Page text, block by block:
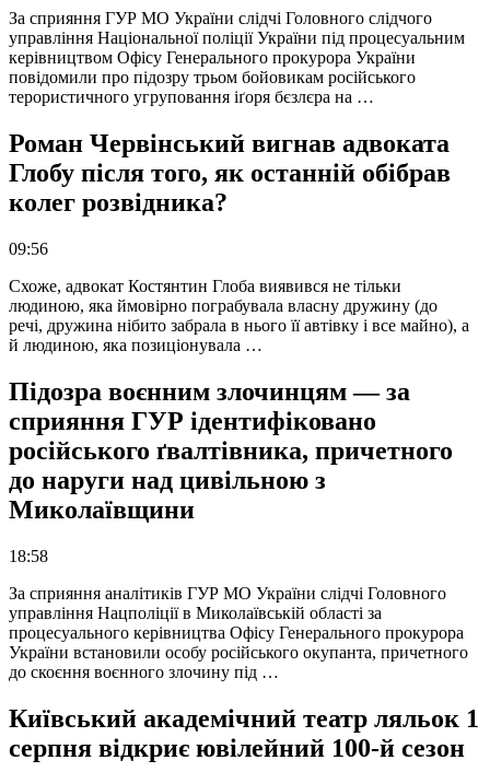
За сприяння ГУР МО України слідчі Головного слідчого
управління Національної поліції України під процесуальним
керівництвом Офісу Генерального прокурора України
повідомили про підозру трьом бойовикам російського
терористичного угруповання іґоря бєзлєра на …
Роман Червінський вигнав адвоката
Глобу після того, як останній обібрав
колег розвідника?
09:56
Схоже, адвокат Костянтин Глоба виявився не тільки
людиною, яка ймовірно пограбувала власну дружину (до
речі, дружина нібито забрала в нього її автівку і все майно), а
й людиною, яка позиціонувала …
Підозра воєнним злочинцям — за
сприяння ГУР ідентифіковано
російського ґвалтівника, причетного
до наруги над цивільною з
Миколаївщини
18:58
За сприяння аналітиків ГУР МО України слідчі Головного
управління Нацполіції в Миколаївській області за
процесуального керівництва Офісу Генерального прокурора
України встановили особу російського окупанта, причетного
до скоєння воєнного злочину під …
Київський академічний театр ляльок 1
серпня відкриє ювілейний 100-й сезон